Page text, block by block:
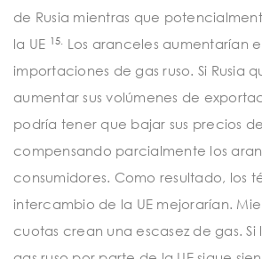
de Rusia mientras que
la UE 15.
Los aranceles aumentarían
importaciones de gas ruso. Si Rusia
aumentar sus volúmenes de
podría tener que bajar sus precios
compensando parcialmente los
consumidores. Como resultado, los
intercambio de la UE mejorarían.
cuotas crean una escasez de gas.